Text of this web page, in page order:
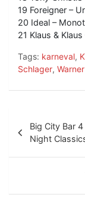
19 Foreigner –
20 Ideal –
21 Klaus &
Tags: karneval,
Schlager,
e
i
Big City Bar
Night